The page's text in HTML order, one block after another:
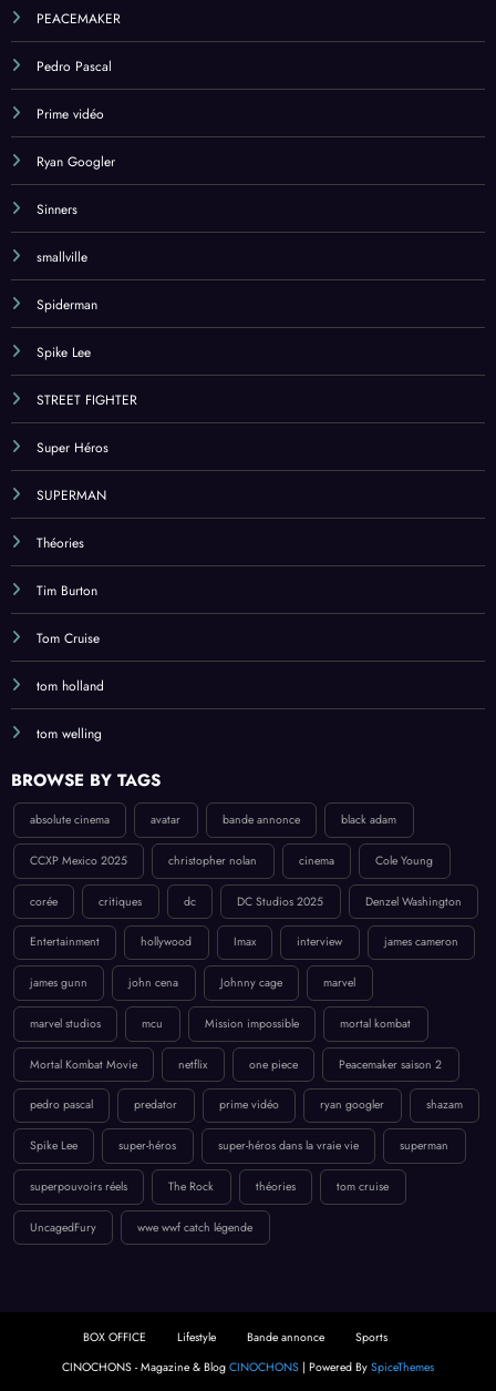
PEACEMAKER
Pedro Pascal
Prime vidéo
Ryan Googler
Sinners
smallville
Spiderman
Spike Lee
STREET FIGHTER
Super Héros
SUPERMAN
Théories
Tim Burton
Tom Cruise
tom holland
tom welling
BROWSE BY TAGS
absolute cinema avatar bande annonce black adam
CCXP Mexico 2025 christopher nolan cinema Cole Young
corée critiques dc DC Studios 2025 Denzel Washington
Entertainment hollywood Imax interview james cameron
james gunn john cena Johnny cage marvel
marvel studios mcu Mission impossible mortal kombat
Mortal Kombat Movie netflix one piece Peacemaker saison 2
pedro pascal predator prime vidéo ryan googler shazam
Spike Lee super-héros super-héros dans la vraie vie superman
superpouvoirs réels The Rock théories tom cruise
UncagedFury wwe wwf catch légende
BOX OFFICE Lifestyle Bande annonce
Sports
CINOCHONS - Magazine & Blog CINOCHONS | Powered By SpiceThemes